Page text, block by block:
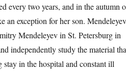
every two years, and in the autumn
an exception for her son. Mendeleyev
Mendeleyev in St. Petersburg in
independently study the material
in the hospital and constant ill